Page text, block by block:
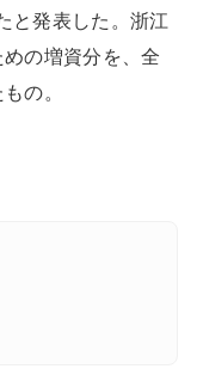
と発表した。浙江
の増資分を、全
の。